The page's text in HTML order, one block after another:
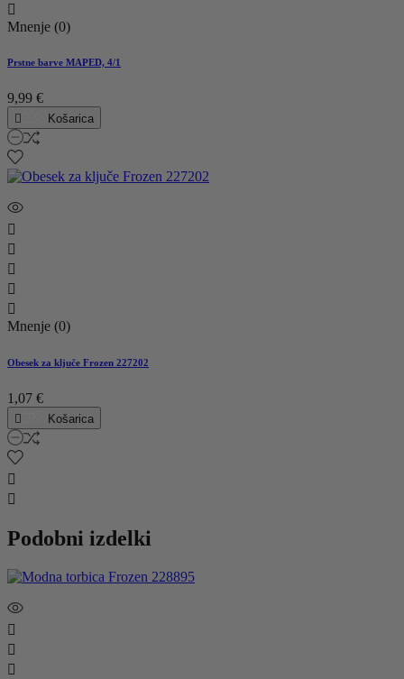

Mnenje (0)
Prstne barve MAPED, 4/1
9,99 €
 Košarica





Mnenje (0)
Obesek za ključe Frozen 227202
1,07 €
 Košarica


Podobni izdelki


